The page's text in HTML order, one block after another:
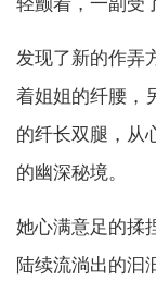
发现了新的作弄
着姐姐的纤腰，
的纤长双腿，从
的幽深秘境。
她心满意足的揉
陆续流淌出的汩